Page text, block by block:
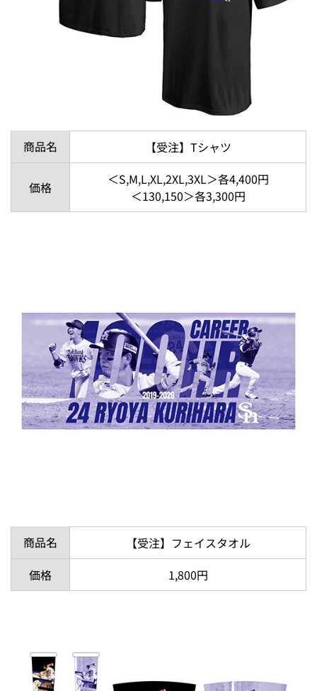
商品名 【受注】Tシャツ
価格
＜S,M,L,XL,2XL,3XL＞各4,400円
＜130,150＞各3,300円
商品名
【受注】フェイスタオル
価格
1,800円